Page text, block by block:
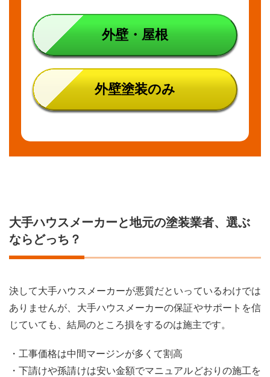
外壁・屋根
外壁塗装のみ
大手ハウスメーカーと地元の塗装業者、選ぶ
ならどっち？
決して大手ハウスメーカーが悪質だといっているわけでは
ありませんが、大手ハウスメーカーの保証やサポートを信
じていても、結局のところ損をするのは施主です。
・工事価格は中間マージンが多くて割高
・下請けや孫請けは安い金額でマニュアルどおりの施工を